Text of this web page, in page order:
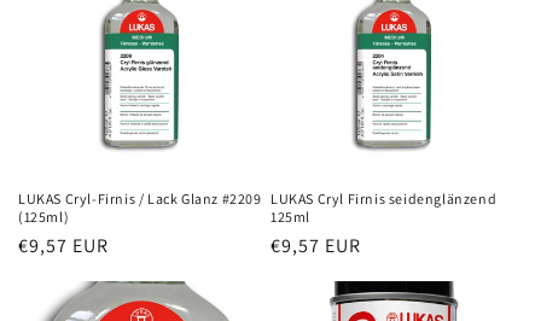
LUKAS Cryl-Firnis / Lack Glanz #2209
(125ml)
Normaler
€9,57 EUR
LUKAS Cryl Firnis seidenglänzend
125ml
Normaler
€9,57 EUR